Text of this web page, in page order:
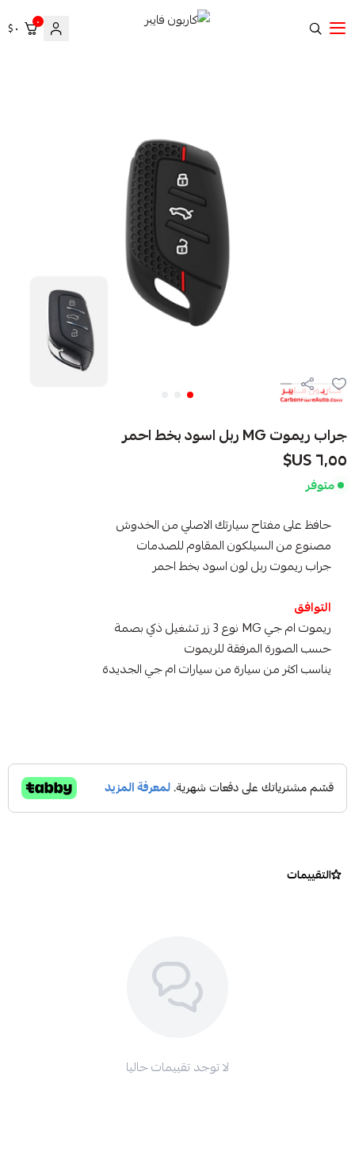
٠ ٠ $
جراب ريموت MG ربل اسود بخط احمر
٦٫٥٥ US$
متوفر
حافظ على مفتاح سيارتك الاصلي من الخدوش
مصنوع من السيلكون المقاوم للصدمات
جراب ريموت ربل لون اسود بخط احمر
التوافق
ريموت ام جي MG نوع 3 زر تشغيل ذكي بصمة
حسب الصورة المرفقة للريموت
يناسب اكثر من سيارة من سيارات ام جي الجديدة
التقييمات
لا توجد تقييمات حاليا